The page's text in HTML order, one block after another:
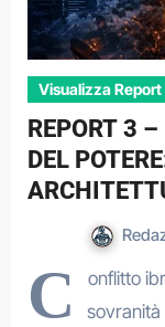
Visualizza Report
REPORT 3
DEL
C
onflitto
sovranità